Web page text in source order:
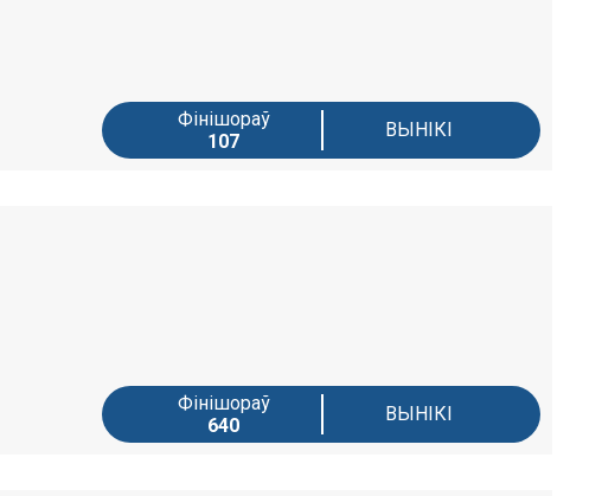
Фінішораў
107
ВЫНІКІ
Фінішораў
640
ВЫНІКІ